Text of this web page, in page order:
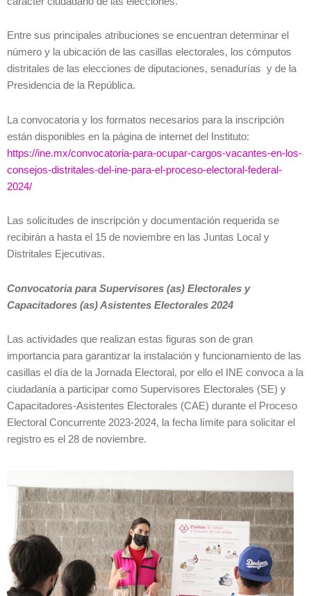
Entre sus principales atribuciones se encuentran determinar el
número y la ubicación de las casillas electorales, los cómputos
distritales de las elecciones de diputaciones, senadurías y de la
Presidencia de la República.
La convocatoria y los formatos necesarios para la inscripción
están disponibles en la página de internet del Instituto:
https://ine.mx/convocatoria-para-ocupar-cargos-vacantes-en-los-
consejos-distritales-del-ine-para-el-proceso-electoral-federal-
2024/
Las solicitudes de inscripción y documentación requerida se
recibirán a hasta el 15 de noviembre en las Juntas Local y
Distritales Ejecutivas.
Convocatoria para Supervisores (as) Electorales y
Capacitadores (as) Asistentes Electorales 2024
Las actividades que realizan estas figuras son de gran
importancia para garantizar la instalación y funcionamiento de las
casillas el día de la Jornada Electoral, por ello el INE convoca a la
ciudadanía a participar como Supervisores Electorales (SE) y
Capacitadores-Asistentes Electorales (CAE) durante el Proceso
Electoral Concurrente 2023-2024, la fecha límite para solicitar el
registro es el 28 de noviembre.